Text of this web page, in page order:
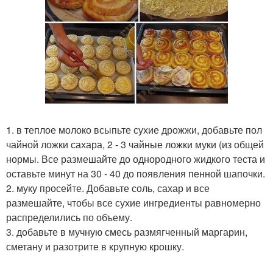
1. в теплое молоко всыпьте сухие дрожжи, добавьте пол
чайной ложки сахара, 2 - 3 чайные ложки муки (из общей
нормы. Все размешайте до однородного жидкого теста и
оставьте минут на 30 - 40 до появления пенной шапочки.
2. муку просейте. Добавьте соль, сахар и все
размешайте, чтобы все сухие ингредиенты равномерно
распределились по объему.
3. добавьте в мучную смесь размягченный маргарин,
сметану и разотрите в крупную крошку.